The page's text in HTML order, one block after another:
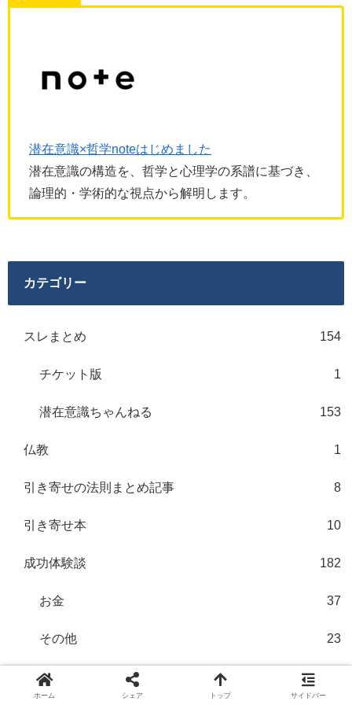
潜在意識×哲学noteはじめました
潜在意識の構造を、哲学と心理学の系譜に基づき、
論理的・学術的な視点から解明します。
カテゴリー
スレまとめ 154
チケット版 1
潜在意識ちゃんねる 153
仏教 1
引き寄せの法則まとめ記事 8
引き寄せ本 10
成功体験談 182
お金 37
その他 23
仕事・就職
ホーム シェア トップ サイドバー